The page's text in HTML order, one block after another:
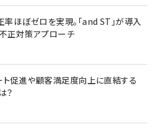
ほぼゼロを実現。「and ST」が導入
正対策アプローチ
ト促進や顧客満足度向上に直結する
？